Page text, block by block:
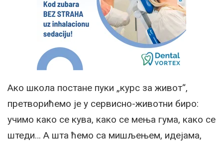
Ако школа постане пуки „курс за живот“,
претворићемо је у сервисно-животни биро:
учимо како се кува, како се мења гума, како се
штеди… А шта ћемо са мишљењем, идејама,